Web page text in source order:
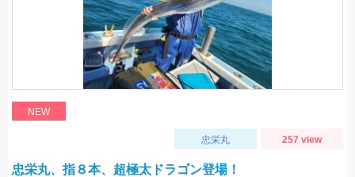
NEW
忠栄丸 257 view
忠栄丸、指８本、超極太ドラゴン登場！